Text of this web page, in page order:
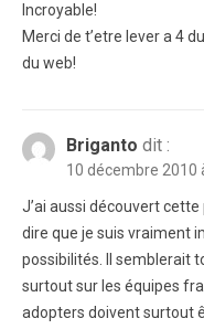
Incroyable!
Merci de t’etre lever a 4
du web!
Briganto dit :
10 décembre 2010
J’ai aussi découvert
dire que je suis vraiment
possibilités. Il semblerait
surtout sur les équipes
adopters doivent surtout